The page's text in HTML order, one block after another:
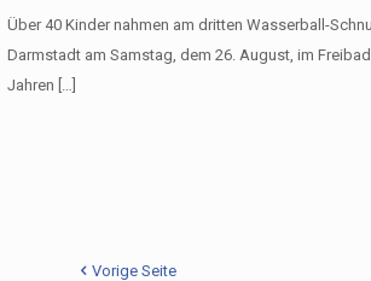
Über 40 Kinder nahmen am dritten Wasserball-
Darmstadt am Samstag, dem 26. August, im
Jahren
Vorige Seite